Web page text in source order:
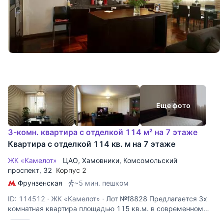
Еще фото
3-комн. квартира с отделкой 114 м² на 7 этаже
Квартира с отделкой 114 кв. м на 7 этаже
ЖК «Камелот» ЦАО, Хамовники, Комсомольский
проспект, 32 Корпус 2
Фрунзенская
~5 мин. пешком
ID: 114512 · ЖК «Камелот» · Лот №f8828 Предлагается 3х
комнатная квартира площадью 115 кв.м. в современном
стиле. Планировка: просторный холл, большая зона кухни-